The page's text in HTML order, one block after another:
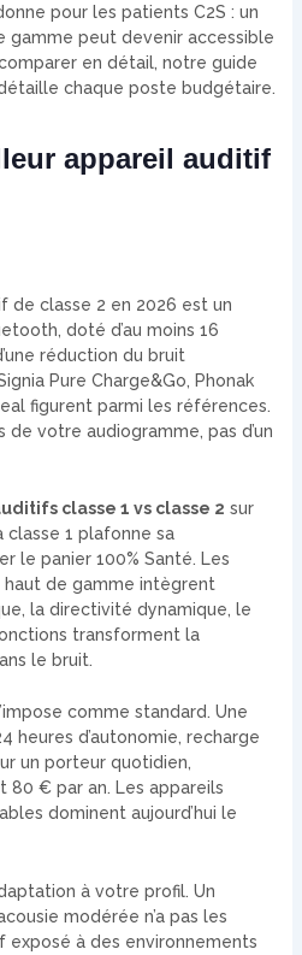
pour les patients C2S : un
gamme peut devenir accessible
en détail, notre guide
chaque poste budgétaire.
appareil auditif
de classe 2 en 2026 est un
doté d’au moins 16
réduction du bruit
Pure Charge&Go, Phonak
figurent parmi les références.
votre audiogramme, pas d’un
classe 1 vs classe 2 sur
1 plafonne sa
le panier 100% Santé. Les
de gamme intègrent
la directivité dynamique, le
transforment la
le bruit.
comme standard. Une
heures d’autonomie, recharge
un porteur quotidien,
80 € par an. Les appareils
dominent aujourd’hui le
à votre profil. Un
modérée n’a pas les
exposé à des environnements